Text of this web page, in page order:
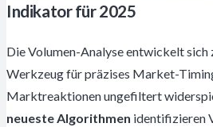
Indikator für 2025
Die Volumen-Analyse entwickelt sich
Werkzeug für präzises Market-
Marktreaktionen ungefiltert
neueste Algorithmen identifizieren